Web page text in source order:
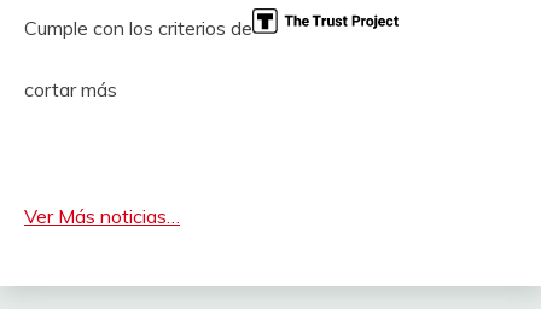
Cumple con los criterios de
cortar más
Ver Más noticias…